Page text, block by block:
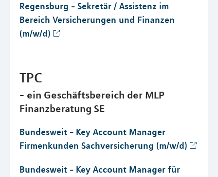
Regensburg - Sekretär / Assistenz im
Bereich Versicherungen und Finanzen
(m/w/d)
TPC
- ein Geschäftsbereich der MLP
Finanzberatung SE
Bundesweit - Key Account Manager
Firmenkunden Sachversicherung (m/w/d)
Bundesweit - Key Account Manager für